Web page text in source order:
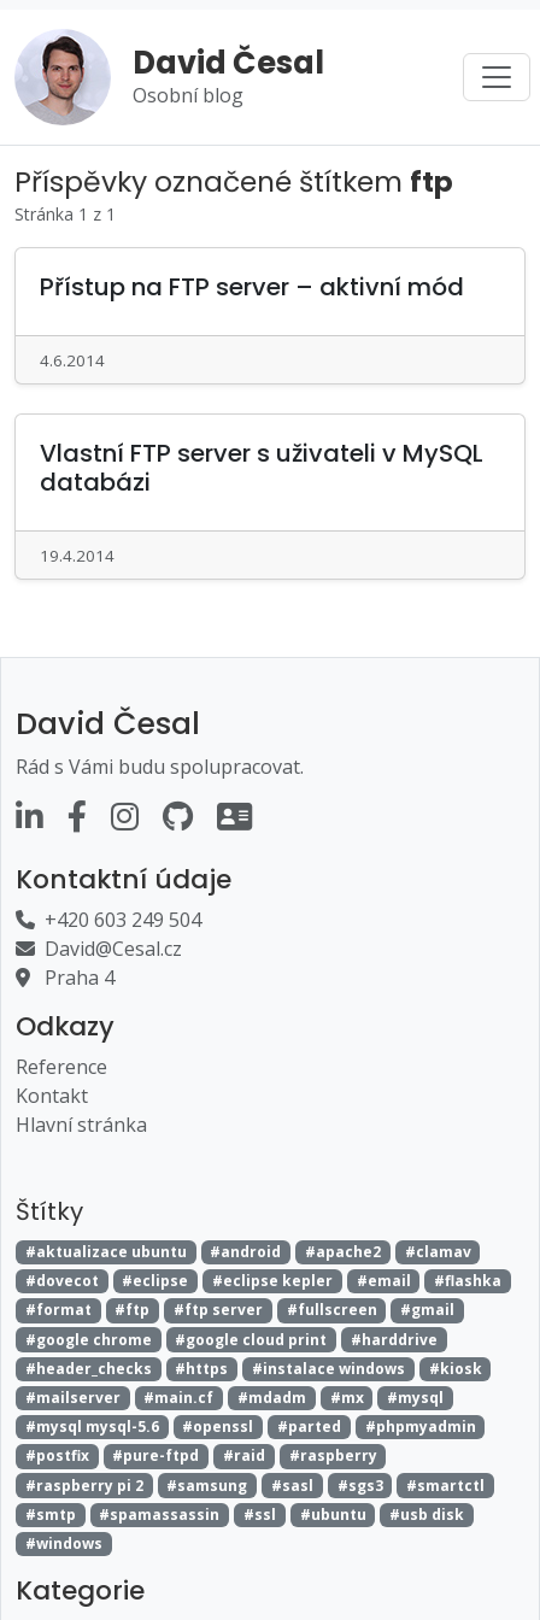
David Česal
Osobní blog
Příspěvky označené štítkem ftp
Stránka 1 z 1
Přístup na FTP server – aktivní mód
4.6.2014
Vlastní FTP server s uživateli v MySQL
databázi
19.4.2014
David Česal
Rád s Vámi budu spolupracovat.
Kontaktní údaje
+420 603 249 504
David@Cesal.cz
Praha 4
Odkazy
Reference
Kontakt
Hlavní stránka
Štítky
#aktualizace ubuntu #android #apache2
#clamav
#dovecot
#eclipse #eclipse kepler #email
#flashka
#format
#ftp #ftp server #fullscreen
#gmail
#google chrome
#google cloud print
#harddrive
#header_checks
#https #instalace windows
#kiosk
#mailserver
#main.cf #mdadm #mx
#mysql
#mysql mysql-5.6
#openssl #parted
#phpmyadmin
#postfix
#pure-ftpd #raid
#raspberry
#raspberry pi 2
#samsung #sasl #sgs3
#smartctl
#smtp
#spamassassin #ssl #ubuntu
#usb disk
#windows
Kategorie